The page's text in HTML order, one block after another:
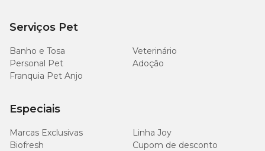
Serviços Pet
Banho e Tosa
Veterinário
Personal Pet
Adoção
Franquia Pet Anjo
Especiais
Marcas Exclusivas
Linha Joy
Biofresh
Cupom de desconto